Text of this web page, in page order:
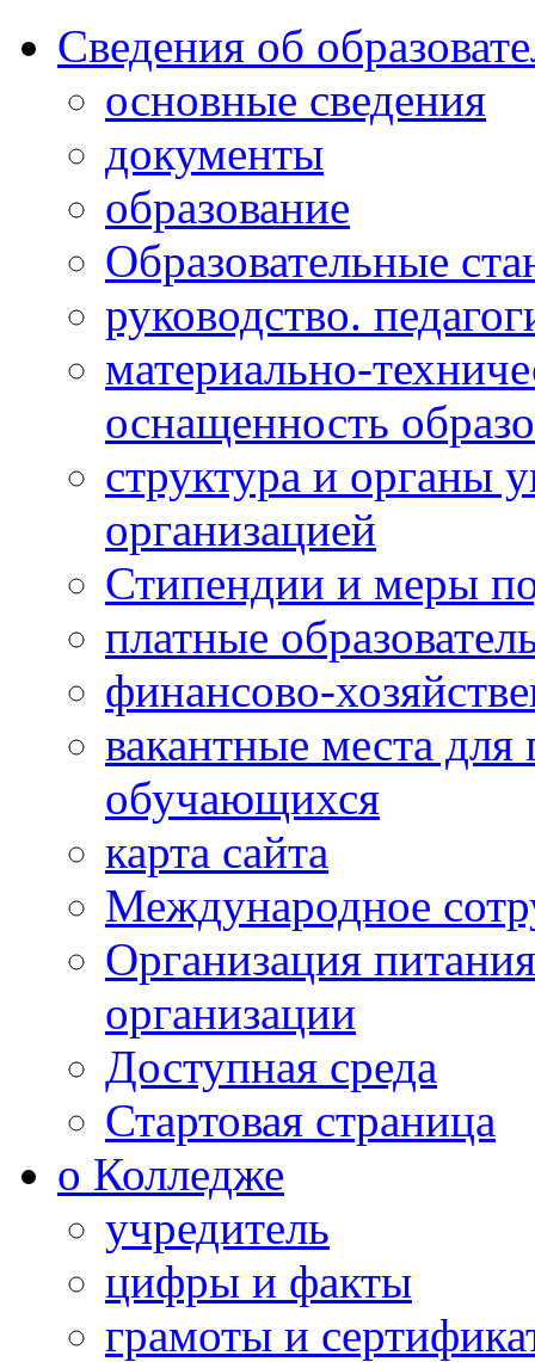
Сведения об
основные сведения
документы
образование
Образовательные
руководство.
материально-
оснащенность
структура и органы
организацией
Стипендии и меры
платные
финансово-
вакантные места
обучающихся
карта сайта
Международное
Организация
организации
Доступная среда
Стартовая страница
о Колледже
учредитель
цифры и факты
грамоты и